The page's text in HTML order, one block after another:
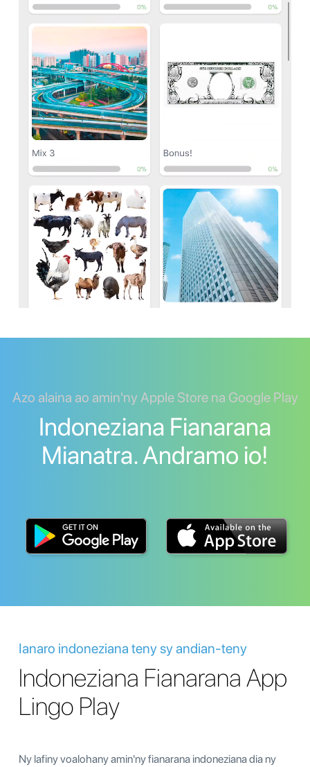
Azo alaina ao amin'ny Apple Store na Google Play
Indoneziana Fianarana
Mianatra. Andramo io!
Ianaro indoneziana teny sy andian-teny
Indoneziana Fianarana App
Lingo Play
Ny lafiny voalohany amin'ny fianarana indoneziana dia ny